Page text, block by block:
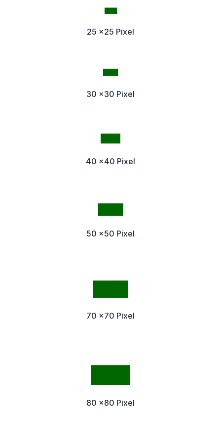
25 x25 Pixel
30 x30 Pixel
40 x40 Pixel
50 x50 Pixel
70 x70 Pixel
80 x80 Pixel